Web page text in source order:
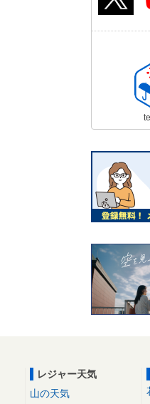
レジャー天気
山の天気